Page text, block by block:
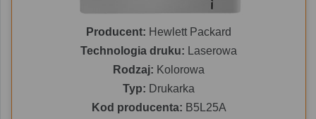
Producent: Hewlett Packard
Technologia druku: Laserowa
Rodzaj: Kolorowa
Typ: Drukarka
Kod producenta: B5L25A